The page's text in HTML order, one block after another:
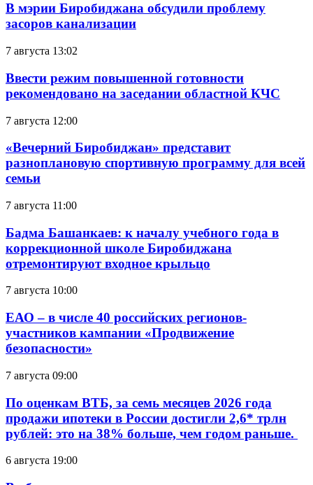
В мэрии Биробиджана обсудили проблему
засоров канализации
7 августа 13:02
Ввести режим повышенной готовности
рекомендовано на заседании областной КЧС
7 августа 12:00
«Вечерний Биробиджан» представит
разноплановую спортивную программу для всей
семьи
7 августа 11:00
Бадма Башанкаев: к началу учебного года в
коррекционной школе Биробиджана
отремонтируют входное крыльцо
7 августа 10:00
ЕАО – в числе 40 российских регионов-
участников кампании «Продвижение
безопасности»
7 августа 09:00
По оценкам ВТБ, за семь месяцев 2026 года
продажи ипотеки в России достигли 2,6* трлн
рублей: это на 38% больше, чем годом раньше.
6 августа 19:00